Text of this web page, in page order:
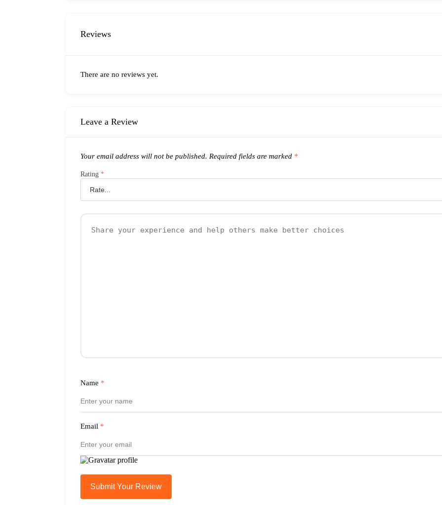
Reviews
There are no reviews yet.
Leave a Review
Your email address will not be published. Required fields are marked *
Rating *
Name *
Email *
Submit Your Review